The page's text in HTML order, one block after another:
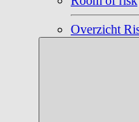
Overzicht